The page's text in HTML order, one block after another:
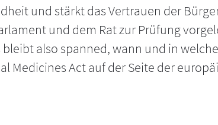
und stärkt das Vertrauen der
und dem Rat zur Prüfung
also spanned, wann und in
Medicines Act auf der Seite der